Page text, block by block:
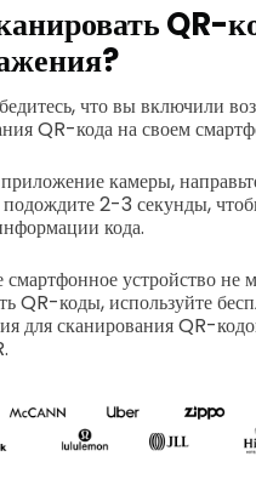
QR-
что вы включили
QR-кода на своем
камеры,
2-3 секунды,
кода.
устройство не
QR-коды, используйте
для сканирования QR-